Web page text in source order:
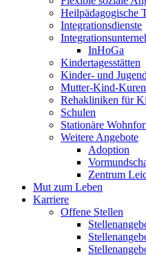
Heilpädagogische
Integrationsdienste
InHoGa
Kindertagesstätten
Kinder- und
Mutter-Kind-Kuren
Rehakliniken für
Schulen
Stationäre
Weitere Angebote
Adoption
Zentrum
Mut zum Leben
Karriere
Offene Stellen